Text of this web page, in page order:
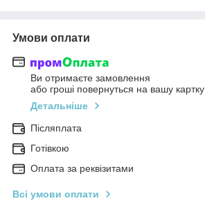
Умови оплати
Ви отримаєте замовлення
або гроші повернуться на вашу картку
Детальніше
Післяплата
Готівкою
Оплата за реквізитами
Всі умови оплати